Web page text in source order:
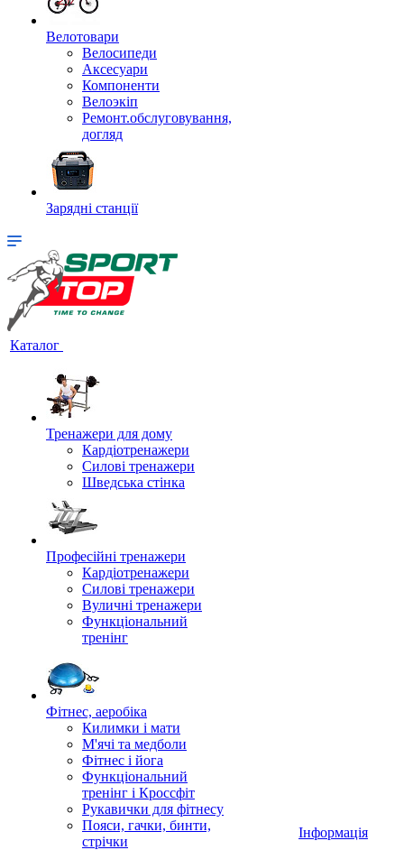
Велотовари
Велосипеди
Аксесуари
Компоненти
Велоэкіп
Ремонт.обслуговування,
догляд
Зарядні станції
Каталог
Тренажери для дому
Кардіотренажери
Силові тренажери
Шведська стінка
Професійні тренажери
Кардіотренажери
Силові тренажери
Вуличні тренажери
Функціональний
тренінг
Фітнес, аеробіка
Килимки і мати
М'ячі та медболи
Фітнес і йога
Функціональний
тренінг і Кроссфіт
Рукавички для фітнесу
Пояси, гачки, бинти,
стрічки
Інформація